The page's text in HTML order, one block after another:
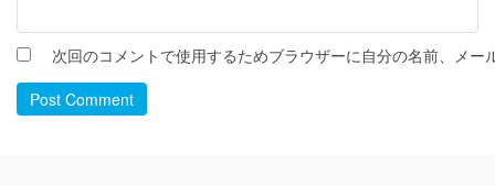
次回のコメントで使用するためブラウザーに自分の名前、メー
Post Comment